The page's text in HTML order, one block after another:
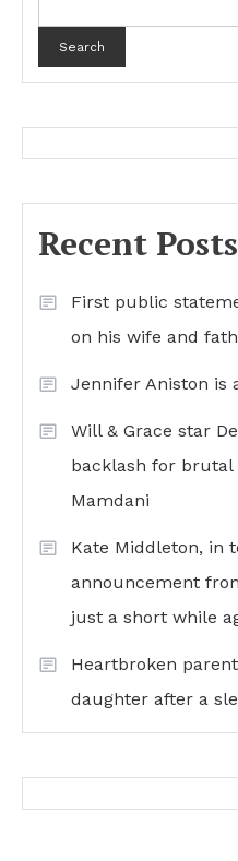
Search
Recent Posts
First public
on his wife and
Jennifer Aniston is
Will & Grace star
backlash for brutal
Mamdani
Kate Middleton, in
announcement
just a short while
Heartbroken
daughter after a